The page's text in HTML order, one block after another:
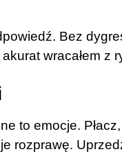
Bez
akurat wracałem
to emocje.
rozprawę.